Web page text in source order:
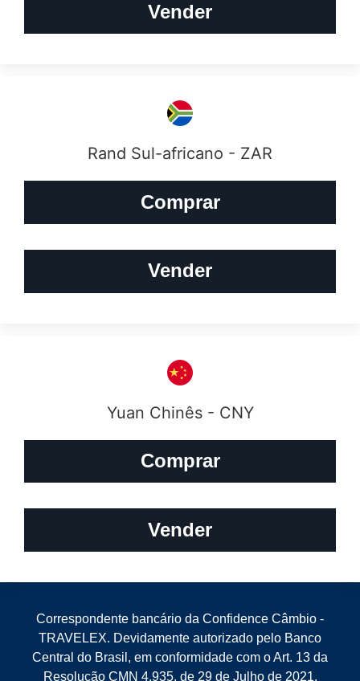
Vender
Rand Sul-africano - ZAR
Comprar
Vender
Yuan Chinês - CNY
Comprar
Vender
Correspondente bancário da Confidence Câmbio -
TRAVELEX. Devidamente autorizado pelo Banco
Central do Brasil, em conformidade com o Art. 13 da
Resolução CMN 4.935, de 29 de Julho de 2021.